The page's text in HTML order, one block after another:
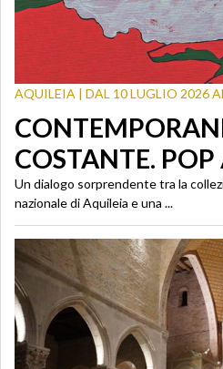
AQUILEIA | DAL 10 LUGLIO 2026
COSTANTE. POP
Un dialogo sorprendente tra la
nazionale di Aquileia e una ...